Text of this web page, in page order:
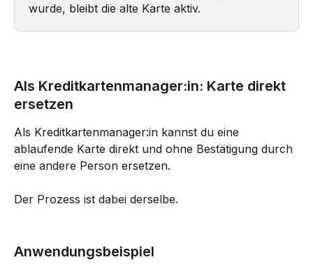
wurde, bleibt die alte Karte aktiv.
Als Kreditkartenmanager:in: Karte direkt
ersetzen
Als Kreditkartenmanager:in kannst du eine
ablaufende Karte direkt und ohne Bestätigung durch
eine andere Person ersetzen.
Der Prozess ist dabei derselbe.
Anwendungsbeispiel